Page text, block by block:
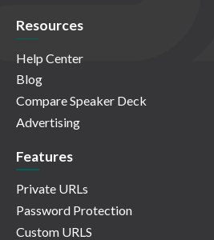
Resources
Help Center
Blog
Compare Speaker Deck
Advertising
Features
Private URLs
Password Protection
Custom URLS